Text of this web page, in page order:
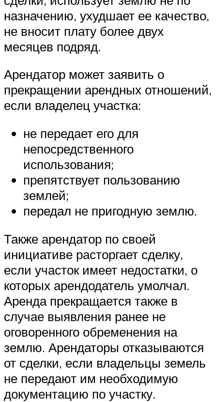
назначению, ухудшает ее качество,
не вносит плату более двух
месяцев подряд.
Арендатор может заявить о
прекращении арендных отношений,
если владелец участка:
не передает его для
непосредственного
использования;
препятствует пользованию
землей;
передал не пригодную землю.
Также арендатор по своей
инициативе расторгает сделку,
если участок имеет недостатки, о
которых арендодатель умолчал.
Аренда прекращается также в
случае выявления ранее не
оговоренного обременения на
землю. Арендаторы отказываются
от сделки, если владельцы земель
не передают им необходимую
документацию по участку.